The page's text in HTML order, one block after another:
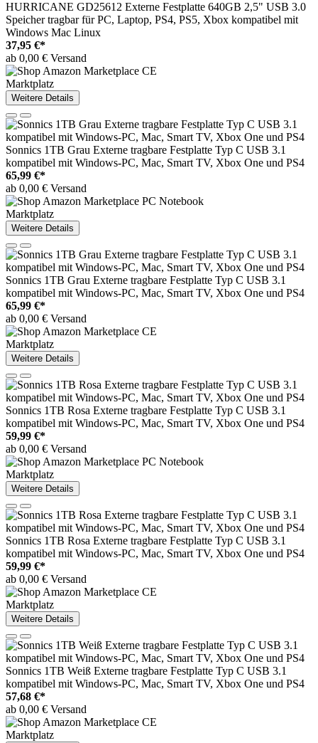
HURRICANE GD25612 Externe Festplatte 640GB 2,5" USB 3.0
Speicher tragbar für PC, Laptop, PS4, PS5, Xbox kompatibel mit
Windows Mac Linux
37,95 €*
ab 0,00 € Versand
Marktplatz
Weitere Details
Sonnics 1TB Grau Externe tragbare Festplatte Typ C USB 3.1
kompatibel mit Windows-PC, Mac, Smart TV, Xbox One und PS4
65,99 €*
ab 0,00 € Versand
Marktplatz
Weitere Details
Sonnics 1TB Grau Externe tragbare Festplatte Typ C USB 3.1
kompatibel mit Windows-PC, Mac, Smart TV, Xbox One und PS4
65,99 €*
ab 0,00 € Versand
Marktplatz
Weitere Details
Sonnics 1TB Rosa Externe tragbare Festplatte Typ C USB 3.1
kompatibel mit Windows-PC, Mac, Smart TV, Xbox One und PS4
59,99 €*
ab 0,00 € Versand
Marktplatz
Weitere Details
Sonnics 1TB Rosa Externe tragbare Festplatte Typ C USB 3.1
kompatibel mit Windows-PC, Mac, Smart TV, Xbox One und PS4
59,99 €*
ab 0,00 € Versand
Marktplatz
Weitere Details
Sonnics 1TB Weiß Externe tragbare Festplatte Typ C USB 3.1
kompatibel mit Windows-PC, Mac, Smart TV, Xbox One und PS4
57,68 €*
ab 0,00 € Versand
Marktplatz